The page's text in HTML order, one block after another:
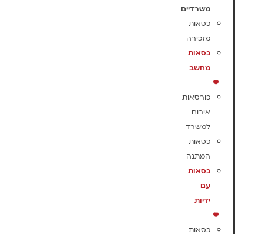
משרדיים
כסאות
מזכירה
כסאות
מחשב
כורסאות
אירוח
למשרד
כסאות
המתנה
כסאות
עם
ידיות
כסאות